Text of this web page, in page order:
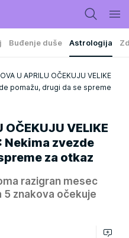
Buđenje duše Astrologija
U APRILU OČEKUJU VELIKE
pomažu, drugi da se spreme
OČEKUJU VELIKE
Nekima zvezde
za otkaz
razigran mesec
5 znakova očekuje